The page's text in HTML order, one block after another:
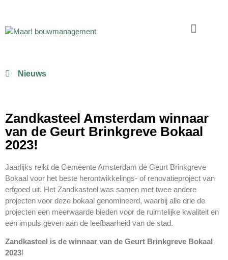
Nieuws
Zandkasteel Amsterdam winnaar
van de Geurt Brinkgreve Bokaal
2023!
Jaarlijks reikt de Gemeente Amsterdam de Geurt Brinkgreve
Bokaal voor het beste herontwikkelings- of renovatieproject van
erfgoed uit. Het Zandkasteel was samen met twee andere
projecten voor deze bokaal genomineerd, waarbij alle drie de
projecten een meerwaarde bieden voor de ruimtelijke kwaliteit en
een impuls geven aan de leefbaarheid van de stad.
Zandkasteel is de winnaar van de Geurt Brinkgreve Bokaal
2023!